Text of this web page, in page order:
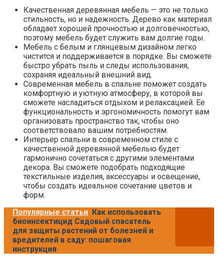
Качественная деревянная мебель — это не только
стильность, но и надежность. Дерево как материал
обладает хорошей прочностью и долговечностью,
поэтому мебель будет служить вам долгие годы.
Мебель с белым и глянцевым дизайном легко
чистится и поддерживается в порядке. Вы сможете
быстро убрать пыль и следы использования,
сохраняя идеальный внешний вид.
Современная мебель в спальне поможет создать
комфортную и уютную атмосферу, в которой вы
сможете насладиться отдыхом и релаксацией. Ее
функциональность и эргономичность помогут вам
организовать пространство так, чтобы оно
соответствовало вашим потребностям.
Интерьер спальни в современном стиле с
качественной деревянной мебелью будет
гармонично сочетаться с другими элементами
декора. Вы сможете подобрать подходящие
текстильные изделия, аксессуары и освещение,
чтобы создать идеальное сочетание цветов и
форм.
Популярные статьи Как использовать
биоинсектицид Садовый спасатель
для защиты растений от болезней и
вредителей в саду: пошаговая
инструкция